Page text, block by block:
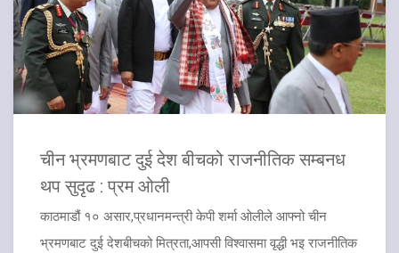
चीन भ्रमणबाट दुई देश बीचको राजनीतिक सम्बनध
थप सुदृढ : प्रम ओली
काठमाडौं १० असार,प्रधानमन्त्री केपी शर्मा ओलीले आफ्नो चीन
भ्रमणबाट दुई देशबीचको मित्रता,आपसी विश्वासमा वृद्धी भइ राजनीतिक